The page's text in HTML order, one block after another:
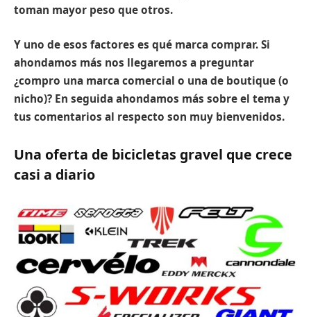
toman mayor peso que otros.
Y uno de esos factores es qué marca comprar. Si
ahondamos más nos llegaremos a preguntar
¿compro una marca comercial o una de boutique (o
nicho)? En seguida ahondamos más sobre el tema y
tus comentarios al respecto son muy bienvenidos.
Una oferta de bicicletas gravel que crece
casi a diario